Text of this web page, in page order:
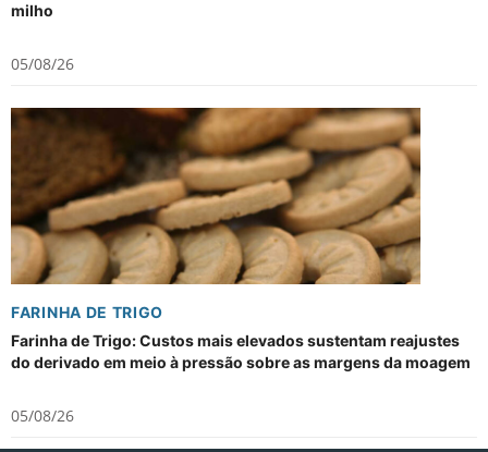
milho
05/08/26
FARINHA DE TRIGO
Farinha de Trigo: Custos mais elevados sustentam reajustes
do derivado em meio à pressão sobre as margens da moagem
05/08/26